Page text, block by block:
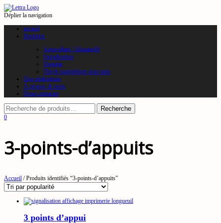
Déplier la navigation
accueil
Boutique
Autocollant / Alupanel®
Signalisation
Vignette
Vinyle magnétique pour auto
Nos réalisations
À propos de nous
Nous contacter
0
3-points-d’appuits
Accueil / Produits identifiés “3-points-d’appuits”
3 points d’appui